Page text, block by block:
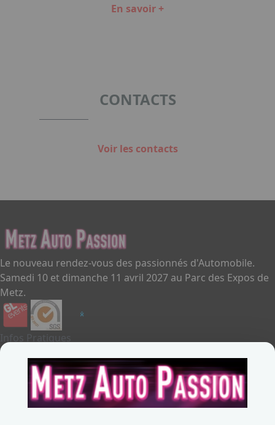
En savoir +
CONTACTS
Voir les contacts
Le nouveau rendez-vous des passionnés d'Automobile.
Samedi 10 et dimanche 11 avril 2027 au Parc des Expos de
Metz.
Infos Pratiques
Je souhaite exposer
Metz Auto Passion
Contactez-nous